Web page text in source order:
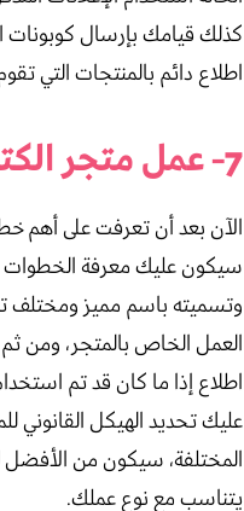
كذلك قيامك بإرسال كوبونات
اطلاع دائم بالمنتجات التي
7- عمل متجر الكتروني أو فتح متجر إلكتروني قانونيا
الآن بعد أن تعرفت على أهم
سيكون عليك معرفة الخطوات
وتسميته باسم مميز ومختلف
العمل الخاص بالمتجر، ومن ثم
اطلاع إذا ما كان قد تم
عليك تحديد الهيكل القانوني
المختلفة، سيكون من
يتناسب مع نوع عملك.